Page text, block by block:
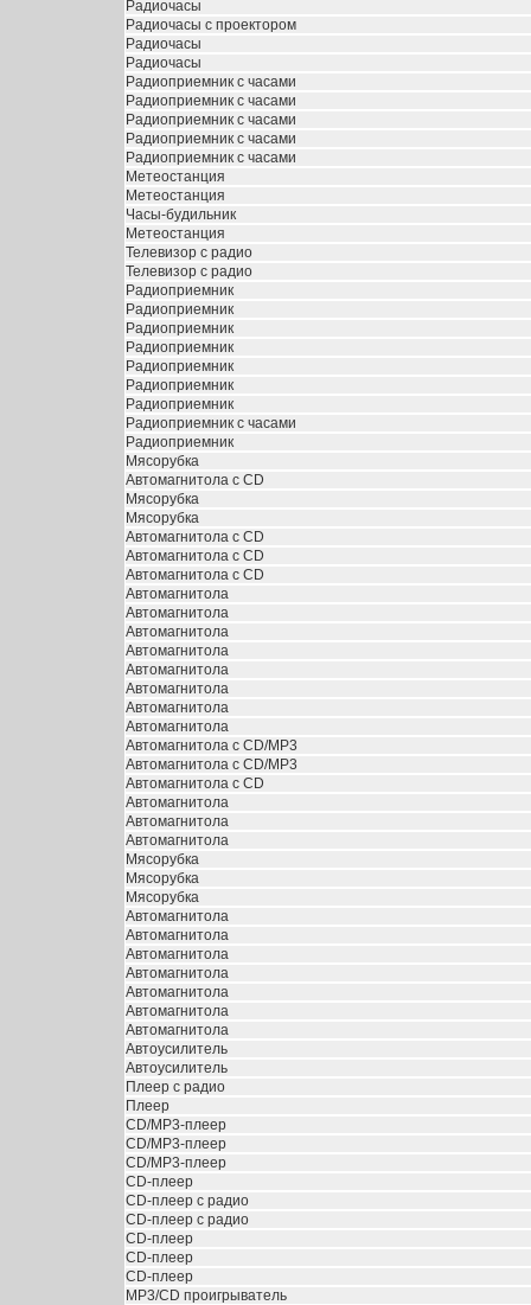
Радиочасы
Радиочасы с проектором
Радиочасы
Радиочасы
Радиоприемник с часами
Радиоприемник с часами
Радиоприемник с часами
Радиоприемник с часами
Радиоприемник с часами
Метеостанция
Метеостанция
Часы-будильник
Метеостанция
Телевизор с радио
Телевизор с радио
Радиоприемник
Радиоприемник
Радиоприемник
Радиоприемник
Радиоприемник
Радиоприемник
Радиоприемник
Радиоприемник с часами
Радиоприемник
Мясорубка
Автомагнитола с CD
Мясорубка
Мясорубка
Автомагнитола с CD
Автомагнитола с CD
Автомагнитола с CD
Автомагнитола
Автомагнитола
Автомагнитола
Автомагнитола
Автомагнитола
Автомагнитола
Автомагнитола
Автомагнитола
Автомагнитола с CD/MP3
Автомагнитола с CD/MP3
Автомагнитола с CD
Автомагнитола
Автомагнитола
Автомагнитола
Мясорубка
Мясорубка
Мясорубка
Автомагнитола
Автомагнитола
Автомагнитола
Автомагнитола
Автомагнитола
Автомагнитола
Автомагнитола
Автоусилитель
Автоусилитель
Плеер с радио
Плеер
CD/MP3-плеер
CD/MP3-плеер
CD/MP3-плеер
CD-плеер
CD-плеер с радио
CD-плеер с радио
CD-плеер
CD-плеер
CD-плеер
MP3/CD проигрыватель